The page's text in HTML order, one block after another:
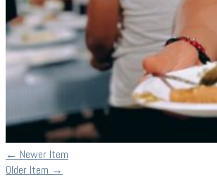
← Newer Item
Older Item →